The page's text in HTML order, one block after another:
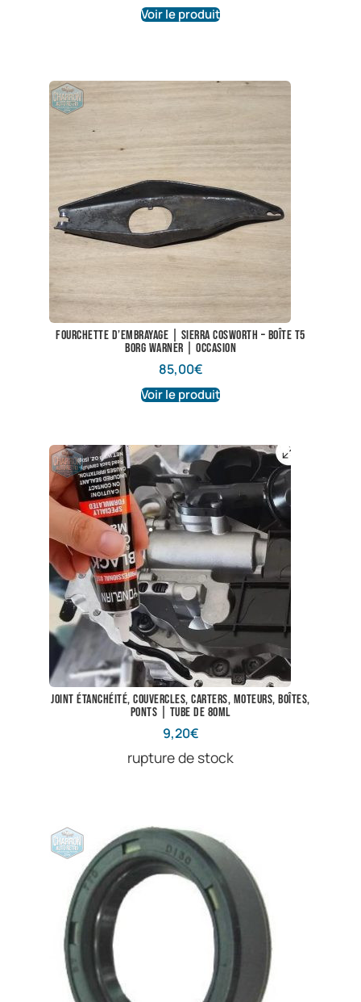
Voir le produit
Fourchette d’embrayage | Sierra Cosworth – boîte T5
Borg Warner | Occasion
85,00€
Voir le produit
Joint étanchéité, couvercles, carters, moteurs, boîtes,
ponts | Tube de 80ml
9,20€
rupture de stock